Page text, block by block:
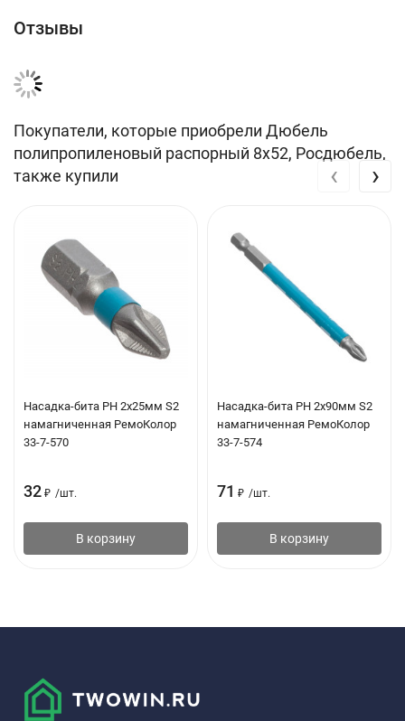
Диаметр: 8 мм
Отзывы
Покупатели, которые приобрели Дюбель
полипропиленовый распорный 8х52, Росдюбель,
также купили
Насадка-бита PH 2х25мм S2
намагниченная РемоКолор
33-7-570
32 ₽ /шт.
В корзину
Насадка-бита PH 2х90мм S2
намагниченная РемоКолор
33-7-574
71 ₽ /шт.
В корзину
‹ ›